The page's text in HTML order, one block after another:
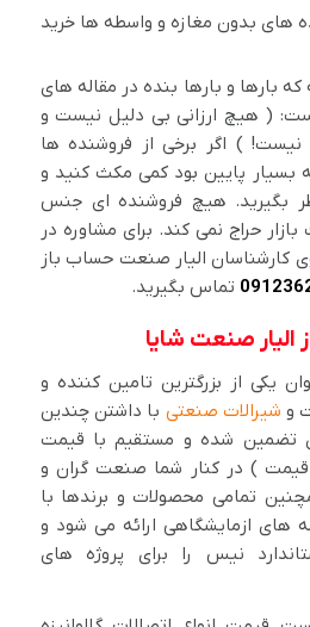
های بدون مغازه و واسطه ها خرید
بارها و بارها بنده در مقاله های
( هیچ ارزانی بی دلیل نیست و
) اگر برخی از فروشنده ها
بسیار پایین بود کمی مکث کنید و
بگیرید. هیچ فروشنده ای جنس
حراج نمی کند. برای مشاوره در
کارشناسان الیار صنعت حساب باز
تماس بگیرید.
صنعت شایا
یکی از بزرگترین تامین کننده و
و شیرالات صنعتی با داشتن چندین
تضمین شده و مستقیم با قیمت
) در کنار شما صنعت گران و
تمامی محصولات و برندها با
های ازمایشگاهی ارائه می شود و
نیس را برای پروژه های